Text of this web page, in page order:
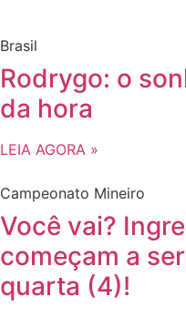
Brasil
Rodrygo: o
da hora
LEIA AGORA »
Campeonato Mineiro
Você vai?
começam a
quarta (4)!